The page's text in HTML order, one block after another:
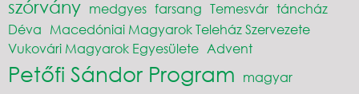
szórvány medgyes farsang Temesvár táncház
Déva Macedóniai Magyarok Teleház Szervezete
Vukovári Magyarok Egyesülete Advent
Petőfi Sándor Program magyar